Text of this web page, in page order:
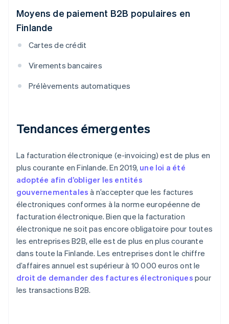
Moyens de paiement B2B populaires en
Finlande
Cartes de crédit
Virements bancaires
Prélèvements automatiques
Tendances émergentes
La facturation électronique (e-invoicing) est de plus en
plus courante en Finlande. En 2019, une loi a été
adoptée afin d’obliger les entités
gouvernementales à n’accepter que les factures
électroniques conformes à la norme européenne de
facturation électronique. Bien que la facturation
électronique ne soit pas encore obligatoire pour toutes
les entreprises B2B, elle est de plus en plus courante
dans toute la Finlande. Les entreprises dont le chiffre
d’affaires annuel est supérieur à 10 000 euros ont le
droit de demander des factures électroniques pour
les transactions B2B.